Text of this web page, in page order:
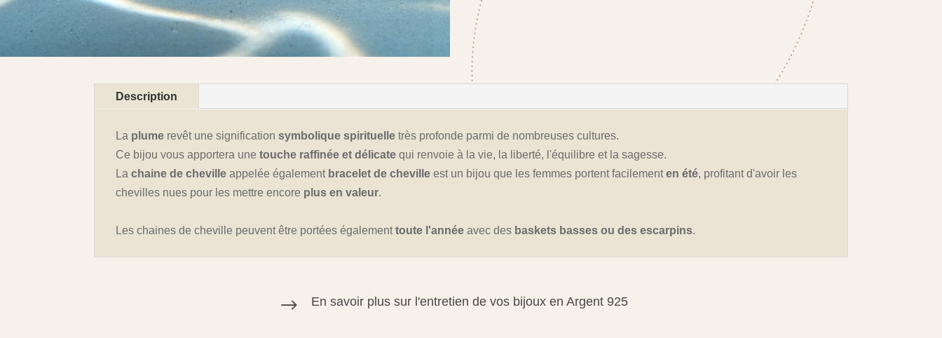
Description
La plume revêt une significationsymbolique spirituelle très profonde parmi de nombreuses cultures.
Ce bijou vous apportera unetouche raffinée et délicate qui renvoie à la vie, la liberté, l'équilibre et la sagesse.
Lachaine de cheville appelée également bracelet de cheville est un bijou que les femmes portent facilementen été, profitant d'avoir les
chevilles nues pour les mettre encore plus en valeur.
Les chaines de cheville peuvent être portées égalementtoute l'année avec des baskets basses ou des escarpins.
$ En savoir plus sur l'entretien de vos bijoux en Argent 925